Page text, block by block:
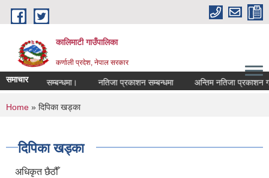
Skip to main content
कालिमाटी गाउँपालिका
कर्णाली प्रदेश, नेपाल सरकार
समाचार
प्रकाशन सम्बन्धमा। नतिजा प्रकाशन सम्बन्धमा अन्तिम नतिजा प्रकाशन
You are here
Home » दिपिका खड्का
दिपिका खड्का
अधिकृत छैठौँ